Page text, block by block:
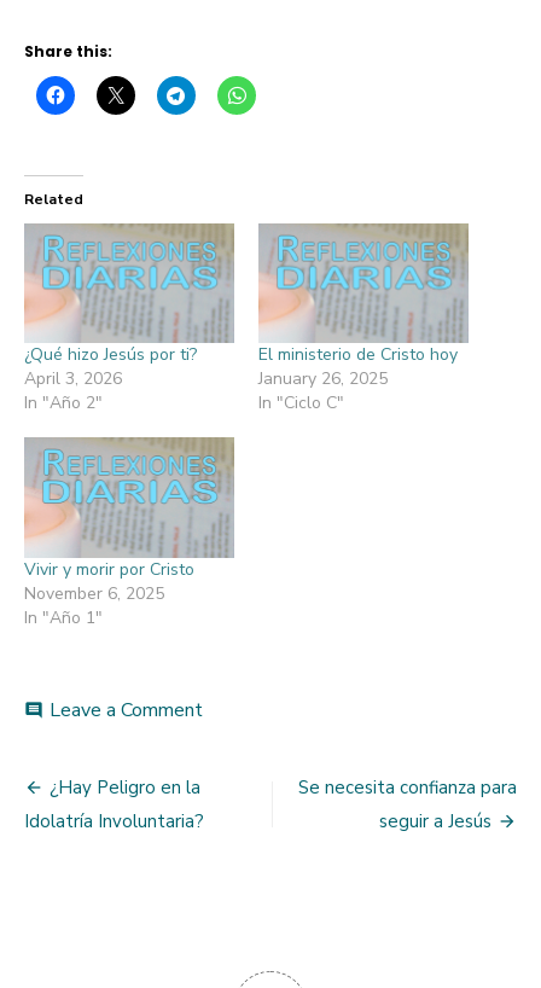
Share this:
Related
¿Qué hizo Jesús por ti?
April 3, 2026
In "Año 2"
El ministerio de Cristo hoy
January 26, 2025
In "Ciclo C"
Vivir y morir por Cristo
November 6, 2025
In "Año 1"
comment Leave a Commenton
Post
navigation
¿Hay Peligro en la
Idolatría Involuntaria?
Se necesita confianza para
seguir a Jesús